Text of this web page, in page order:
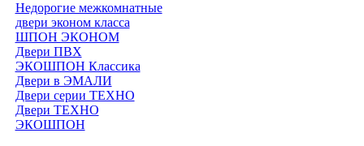
Недорогие межкомнатные
двери эконом класса
ШПОН ЭКОНОМ
Двери ПВХ
ЭКОШПОН Классика
Двери в ЭМАЛИ
Двери серии ТЕХНО
Двери ТЕХНО
ЭКОШПОН